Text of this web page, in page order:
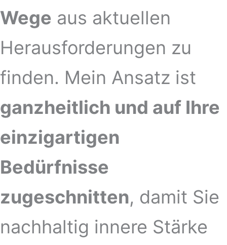
Wege aus aktuellen
Herausforderungen zu
finden. Mein Ansatz ist
ganzheitlich und auf Ihre
einzigartigen
Bedürfnisse
zugeschnitten, damit Sie
nachhaltig innere Stärke